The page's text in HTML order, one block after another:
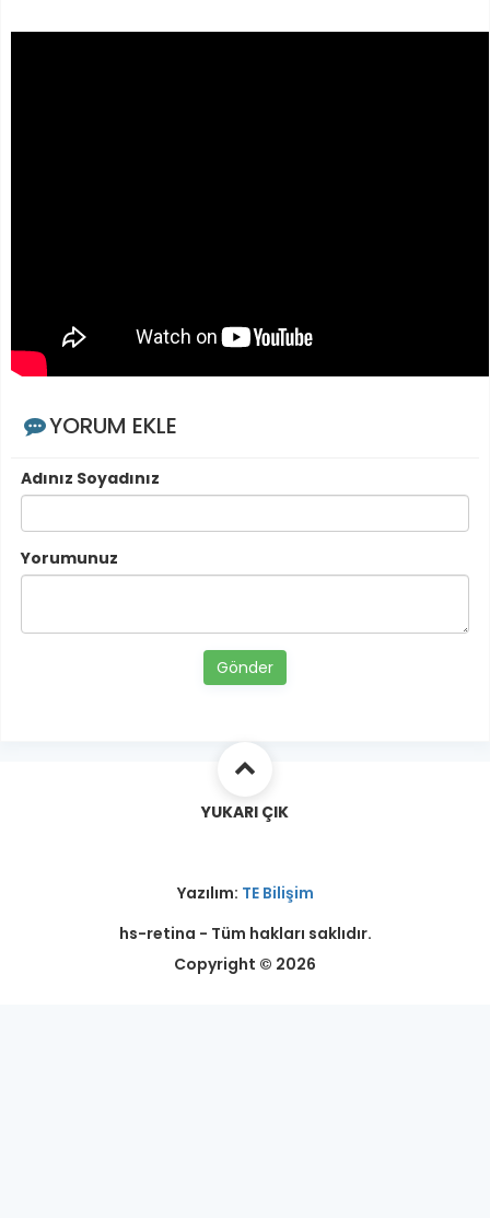
YORUM EKLE
Adınız Soyadınız
Yorumunuz
Gönder
YUKARI ÇIK
Yazılım: TE Bilişim
hs-retina - Tüm hakları saklıdır.
Copyright © 2026